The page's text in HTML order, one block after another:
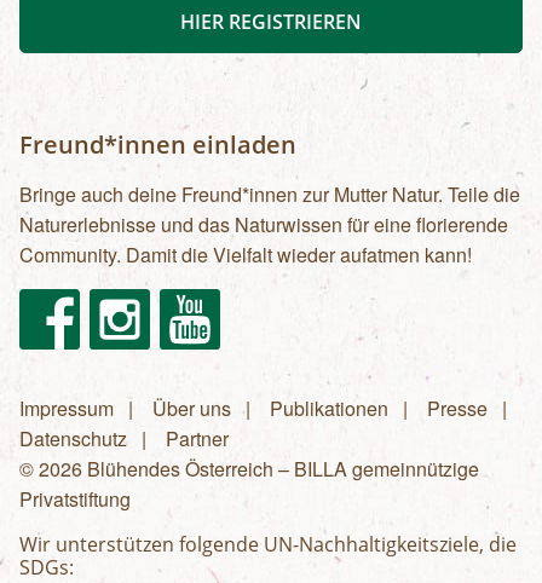
HIER REGISTRIEREN
Freund*innen einladen
Bringe auch deine Freund*innen zur Mutter Natur. Teile die
Naturerlebnisse und das Naturwissen für eine florierende
Community. Damit die Vielfalt wieder aufatmen kann!
FacebookInstagram Youtube
Fußzeilenmenü
Impressum Über uns Publikationen
Presse
Datenschutz
Partner
© 2026 Blühendes Österreich – BILLA gemeinnützige
Privatstiftung
Wir unterstützen folgende UN-Nachhaltigkeitsziele, die
SDGs: